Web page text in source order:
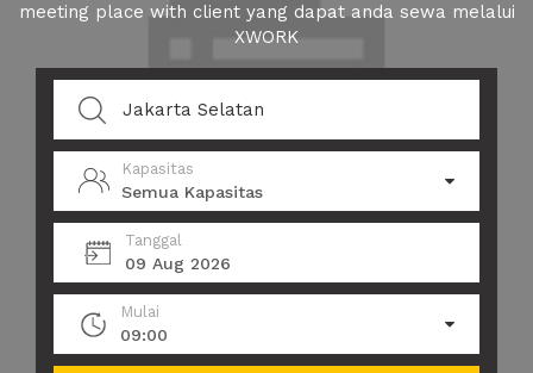
meeting place with client yang dapat anda sewa melalui
XWORK
Kapasitas
Semua Kapasitas
Tanggal
09 Aug 2026
Mulai
09:00